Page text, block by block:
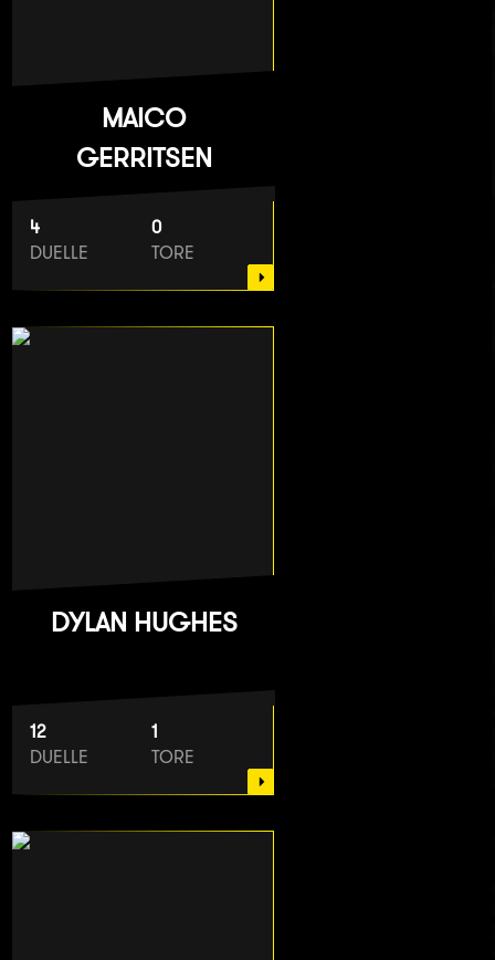
MAICO
GERRITSEN
4
DUELLE
0
TORE
DYLAN HUGHES
12
DUELLE
1
TORE